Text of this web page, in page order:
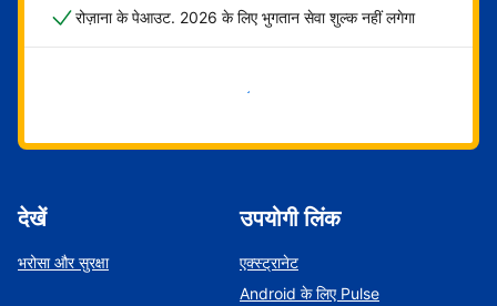
रोज़ाना के पेआउट. 2026 के लिए भुगतान सेवा शुल्क नहीं लगेगा
अभी शुरू करें
देखें
भरोसा और सुरक्षा
उपयोगी लिंक
एक्स्ट्रानेट
Android के लिए Pulse